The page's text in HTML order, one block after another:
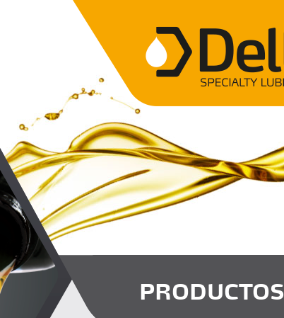
PRODUCTOS